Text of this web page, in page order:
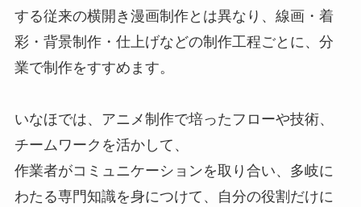
する従来の横開き漫画制作とは異なり、線画・着
彩・背景制作・仕上げなどの制作⼯程ごとに、分
業で制作をすすめます。
いなほでは、アニメ制作で培ったフローや技術、
チームワークを活かして、
作業者がコミュニケーションを取り合い、多岐に
わたる専⾨知識を⾝につけて、⾃分の役割だけに